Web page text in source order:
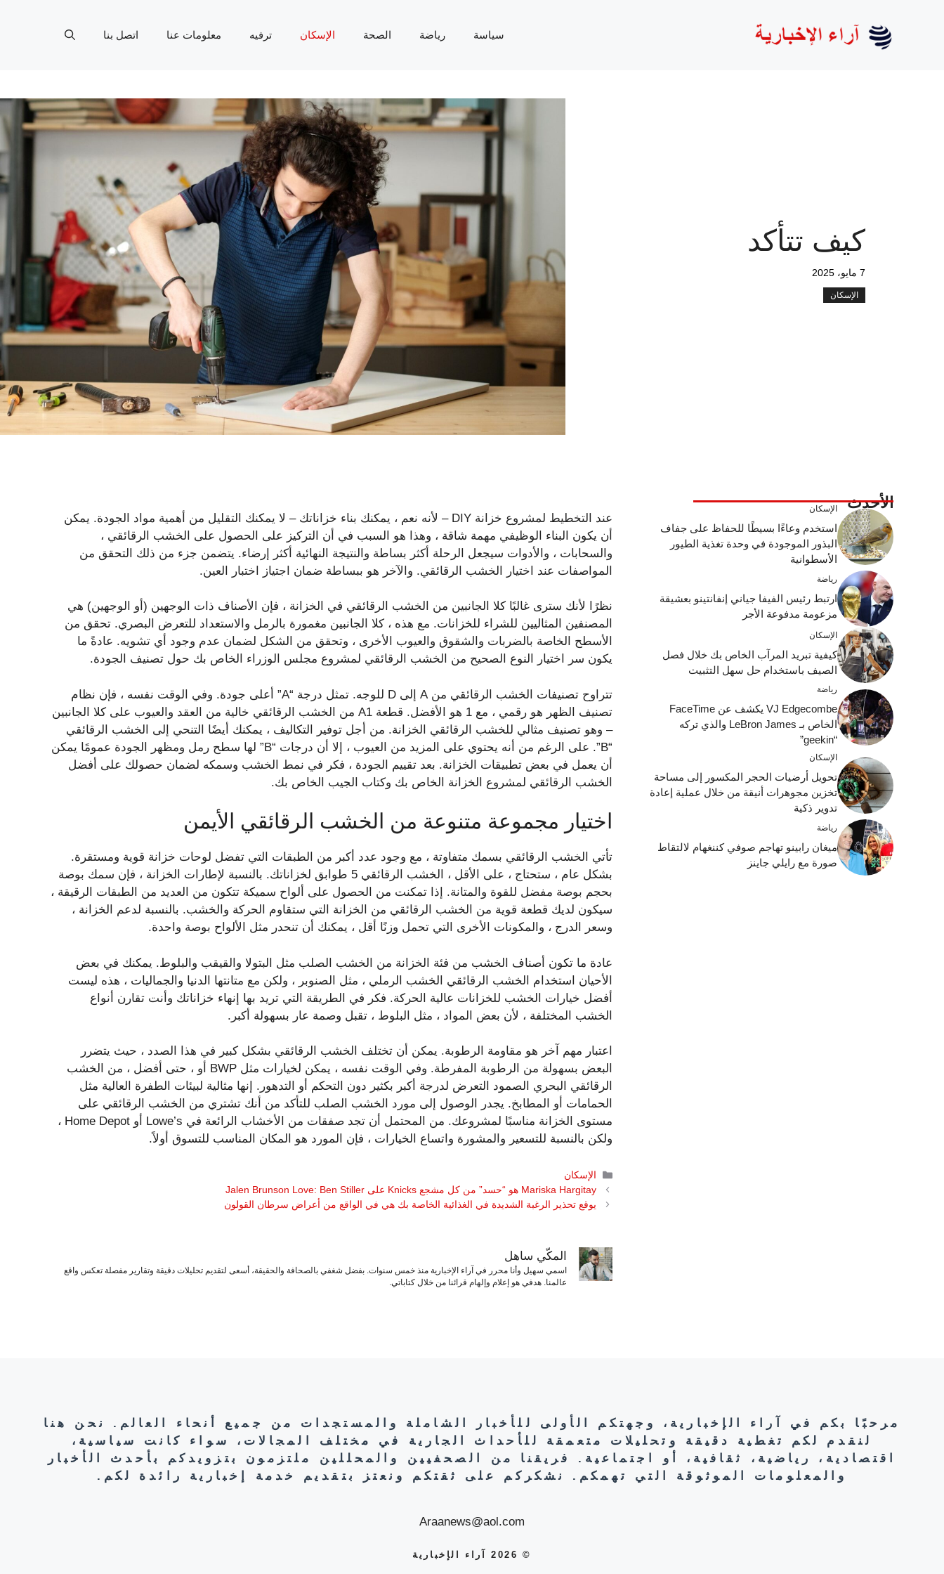
سياسة رياضة الصحة الإسكان ترفيه معلومات عنا اتصل بنا
كيف تتأكد
7 مايو، 2025
الإسكان
عند التخطيط لمشروع خزانة DIY – لأنه نعم ، يمكنك بناء خزاناتك – لا يمكنك التقليل من أهمية مواد الجودة. يمكن
أن يكون البناء الوظيفي مهمة شاقة ، وهذا هو السبب في أن التركيز على الحصول على الخشب الرقائقي ،
والسحابات ، والأدوات سيجعل الرحلة أكثر بساطة والنتيجة النهائية أكثر إرضاء. يتضمن جزء من ذلك التحقق من
المواصفات عند اختيار الخشب الرقائقي. والآخر هو ببساطة ضمان اجتياز اختبار العين.
نظرًا لأنك سترى غالبًا كلا الجانبين من الخشب الرقائقي في الخزانة ، فإن الأصناف ذات الوجهين (أو الوجهين) هي
المصنفين المثاليين للشراء للخزانات. مع هذه ، كلا الجانبين مغمورة بالرمل والاستعداد للتعرض البصري. تحقق من
الأسطح الخاصة بالضربات والشقوق والعيوب الأخرى ، وتحقق من الشكل لضمان عدم وجود أي تشويه. عادةً ما
يكون سر اختيار النوع الصحيح من الخشب الرقائقي لمشروع مجلس الوزراء الخاص بك حول تصنيف الجودة.
تتراوح تصنيفات الخشب الرقائقي من A إلى D للوجه. تمثل درجة “A” أعلى جودة. وفي الوقت نفسه ، فإن نظام
تصنيف الظهر هو رقمي ، مع 1 هو الأفضل. قطعة A1 من الخشب الرقائقي خالية من العقد والعيوب على كلا الجانبين
– وهو تصنيف مثالي للخشب الرقائقي الخزانة. من أجل توفير التكاليف ، يمكنك أيضًا التنحي إلى الخشب الرقائقي
“B”. على الرغم من أنه يحتوي على المزيد من العيوب ، إلا أن درجات “B” لها سطح رمل ومظهر الجودة عمومًا يمكن
أن يعمل في بعض تطبيقات الخزانة. بعد تقييم الجودة ، فكر في نمط الخشب وسمكه لضمان حصولك على أفضل
الخشب الرقائقي لمشروع الخزانة الخاص بك وكتاب الجيب الخاص بك.
اختيار مجموعة متنوعة من الخشب الرقائقي الأيمن
تأتي الخشب الرقائقي بسمك متفاوتة ، مع وجود عدد أكبر من الطبقات التي تفضل لوحات خزانة قوية ومستقرة.
بشكل عام ، ستحتاج ، على الأقل ، الخشب الرقائقي 5 طوابق لخزاناتك. بالنسبة لإطارات الخزانة ، فإن سمك بوصة
بحجم بوصة مفضل للقوة والمتانة. إذا تمكنت من الحصول على ألواح سميكة تتكون من العديد من الطبقات الرقيقة ،
سيكون لديك قطعة قوية من الخشب الرقائقي من الخزانة التي ستقاوم الحركة والخشب. بالنسبة لدعم الخزانة ،
وسعر الدرج ، والمكونات الأخرى التي تحمل وزنًا أقل ، يمكنك أن تنحدر مثل الألواح بوصة واحدة.
عادة ما تكون أصناف الخشب من فئة الخزانة من الخشب الصلب مثل البتولا والقيقب والبلوط. يمكنك في بعض
الأحيان استخدام الخشب الرقائقي الخشب الرملي ، مثل الصنوبر ، ولكن مع متانتها الدنيا والجماليات ، هذه ليست
أفضل خيارات الخشب للخزانات عالية الحركة. فكر في الطريقة التي تريد بها إنهاء خزاناتك وأنت تقارن أنواع
الخشب المختلفة ، لأن بعض المواد ، مثل البلوط ، تقبل وصمة عار بسهولة أكبر.
اعتبار مهم آخر هو مقاومة الرطوبة. يمكن أن تختلف الخشب الرقائقي بشكل كبير في هذا الصدد ، حيث يتضرر
البعض بسهولة من الرطوبة المفرطة. وفي الوقت نفسه ، يمكن لخيارات مثل BWP أو ، حتى أفضل ، من الخشب
الرقائقي البحري الصمود التعرض لدرجة أكبر بكثير دون التحكم أو التدهور. إنها مثالية لبيئات الطفرة العالية مثل
الحمامات أو المطابخ. يجدر الوصول إلى مورد الخشب الصلب للتأكد من أنك تشتري من الخشب الرقائقي على
مستوى الخزانة مناسبًا لمشروعك. من المحتمل أن تجد صفقات من الأخشاب الرائعة في Lowe’s أو Home Depot ،
ولكن بالنسبة للتسعير والمشورة واتساع الخيارات ، فإن المورد هو المكان المناسب للتسوق أولاً.
التصنيفات
الإسكان
Mariska Hargitay هو “حسد” من كل مشجع Knicks على Jalen Brunson Love: Ben Stiller
يوقع تحذير الرغبة الشديدة في الغذائية الخاصة بك هي في الواقع من أعراض سرطان القولون
المكّي ساهل
اسمي سهيل وأنا محرر في آراء الإخبارية منذ خمس سنوات. بفضل شغفي بالصحافة والحقيقة، أسعى لتقديم تحليلات دقيقة وتقارير مفصلة تعكس واقع
عالمنا. هدفي هو إعلام وإلهام قرائنا من خلال كتاباتي.
الأحدث الإسكان
استخدم وعاءًا بسيطًا للحفاظ على جفاف
البذور الموجودة في وحدة تغذية الطيور
الأسطوانية
رياضة
ارتبط رئيس الفيفا جياني إنفانتينو بعشيقة
مزعومة مدفوعة الأجر
الإسكان
كيفية تبريد المرآب الخاص بك خلال فصل
الصيف باستخدام حل سهل التثبيت
رياضة
VJ Edgecombe يكشف عن FaceTime
الخاص بـ LeBron James والذي تركه
“geekin”
الإسكان
تحويل أرضيات الحجر المكسور إلى مساحة
تخزين مجوهرات أنيقة من خلال عملية إعادة
تدوير ذكية
رياضة
ميغان رابينو تهاجم صوفي كننغهام لالتقاط
صورة مع رايلي جاينز
مرحبًا بكم في آراء الإخبارية، وجهتكم الأولى للأخبار الشاملة والمستجدات من جميع أنحاء العالم. نحن هنا
لنقدم لكم تغطية دقيقة وتحليلات متعمقة للأحداث الجارية في مختلف المجالات، سواء كانت سياسية،
اقتصادية، رياضية، ثقافية، أو اجتماعية. فريقنا من الصحفيين والمحللين ملتزمون بتزويدكم بأحدث الأخبار
والمعلومات الموثوقة التي تهمكم. نشكركم على ثقتكم ونعتز بتقديم خدمة إخبارية رائدة لكم.
Araanews@aol.com
© 2026 آراء الإخبارية